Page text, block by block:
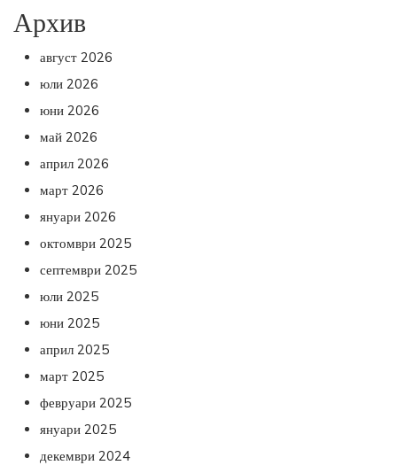
Архив
август 2026
юли 2026
юни 2026
май 2026
април 2026
март 2026
януари 2026
октомври 2025
септември 2025
юли 2025
юни 2025
април 2025
март 2025
февруари 2025
януари 2025
декември 2024